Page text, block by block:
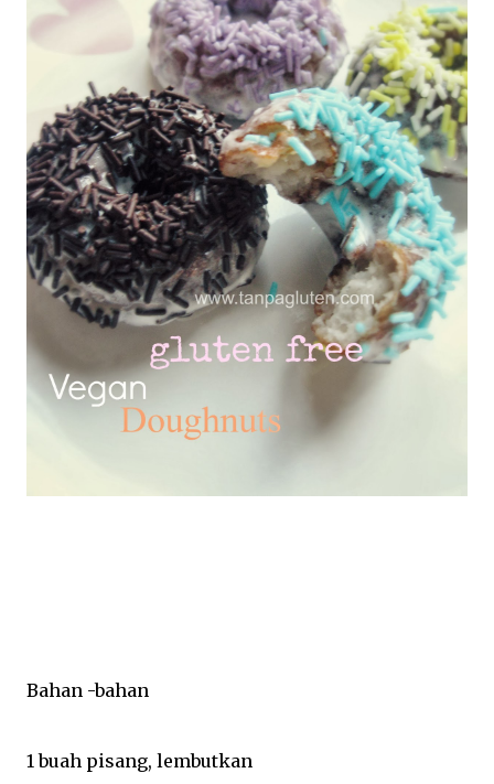
Bahan -bahan
1 buah pisang, lembutkan